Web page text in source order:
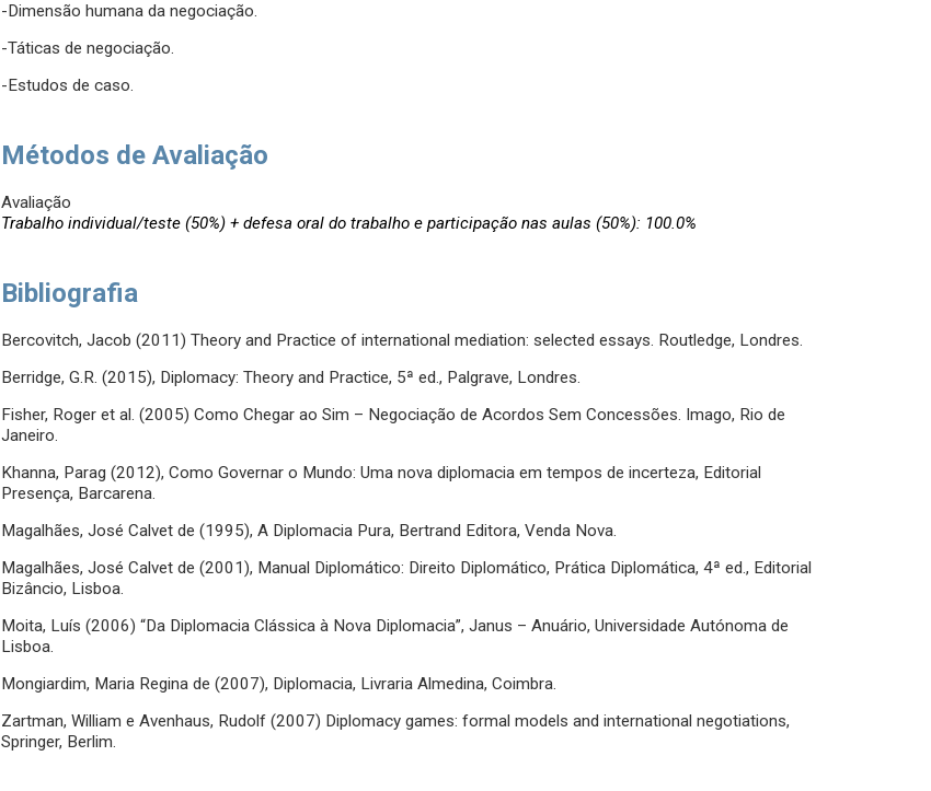
-Dimensão humana da negociação.
-Táticas de negociação.
-Estudos de caso.
Métodos de Avaliação
Avaliação
Trabalho individual/teste (50%) + defesa oral do trabalho e participação nas aulas (50%): 100.0%
Bibliografia
Bercovitch, Jacob (2011) Theory and Practice of international mediation: selected essays. Routledge, Londres.
Berridge, G.R. (2015), Diplomacy: Theory and Practice, 5ª ed., Palgrave, Londres.
Fisher, Roger et al. (2005) Como Chegar ao Sim – Negociação de Acordos Sem Concessões. Imago, Rio de
Janeiro.
Khanna, Parag (2012), Como Governar o Mundo: Uma nova diplomacia em tempos de incerteza, Editorial
Presença, Barcarena.
Magalhães, José Calvet de (1995), A Diplomacia Pura, Bertrand Editora, Venda Nova.
Magalhães, José Calvet de (2001), Manual Diplomático: Direito Diplomático, Prática Diplomática, 4ª ed., Editorial
Bizâncio, Lisboa.
Moita, Luís (2006) “Da Diplomacia Clássica à Nova Diplomacia”, Janus – Anuário, Universidade Autónoma de
Lisboa.
Mongiardim, Maria Regina de (2007), Diplomacia, Livraria Almedina, Coimbra.
Zartman, William e Avenhaus, Rudolf (2007) Diplomacy games: formal models and international negotiations,
Springer, Berlim.